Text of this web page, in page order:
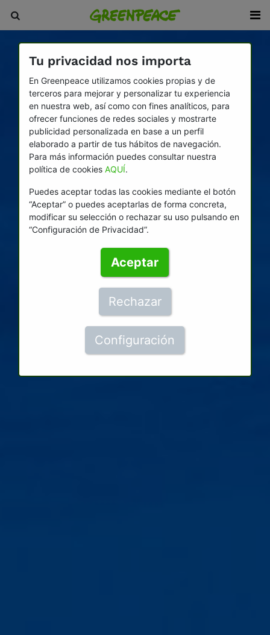
Tu privacidad nos importa
En Greenpeace utilizamos cookies propias y de
terceros para mejorar y personalizar tu experiencia
en nuestra web, así como con fines analíticos, para
ofrecer funciones de redes sociales y mostrarte
publicidad personalizada en base a un perfil
elaborado a partir de tus hábitos de navegación.
Para más información puedes consultar nuestra
política de cookies AQUÍ.
Puedes aceptar todas las cookies mediante el botón
“Aceptar” o puedes aceptarlas de forma concreta,
modificar su selección o rechazar su uso pulsando en
“Configuración de Privacidad”.
Aceptar
Rechazar
Configuración